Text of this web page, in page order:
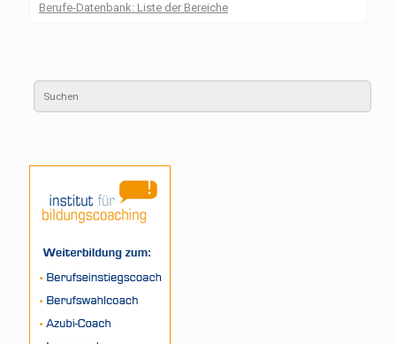
Berufe-Datenbank: Liste der Bereiche